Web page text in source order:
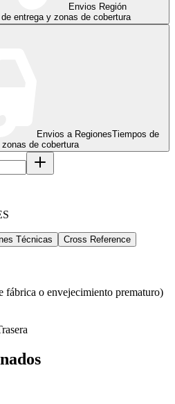
Envios Región
entrega y zonas de cobertura
Envios a RegionesTiempos de
de cobertura
Técnicas
Cross Reference
fábrica o envejecimiento prematuro)